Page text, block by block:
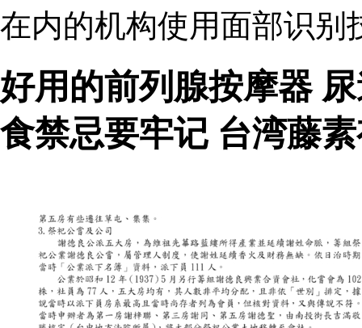
在内的机构使用面部识别
好用的前列腺按摩器
食禁忌要牢记 台湾藤